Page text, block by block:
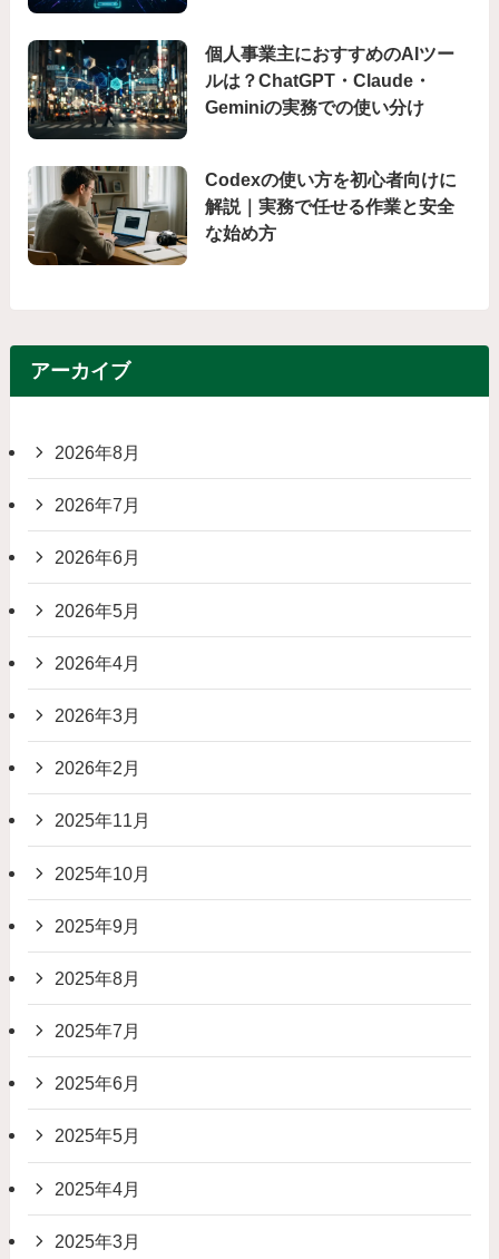
個人事業主におすすめのAIツー
ルは？ChatGPT・Claude・
Geminiの実務での使い分け
Codexの使い方を初心者向けに
解説｜実務で任せる作業と安全
な始め方
アーカイブ
2026年8月
2026年7月
2026年6月
2026年5月
2026年4月
2026年3月
2026年2月
2025年11月
2025年10月
2025年9月
2025年8月
2025年7月
2025年6月
2025年5月
2025年4月
2025年3月